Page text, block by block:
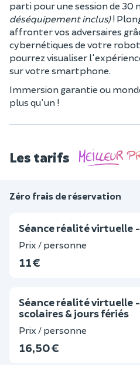
parti pour une session de 30
déséquipement inclus)!
affronter vos adversaires
cybernétiques de votre
pourrez visualiser
sur votre smartphone.
Immersion garantie ou
plus qu'un !
Les tarifs
Zéro frais de réservation
Séance réalité virtuelle
Prix / personne
11 €
Séance réalité virtuelle
scolaires & jours fériés
Prix / personne
16,50 €